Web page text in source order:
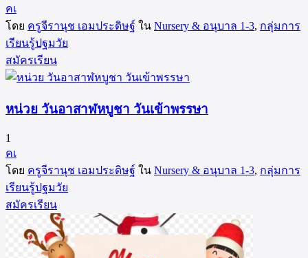
คเ
โดย ครูจีรานุช เอมประดิษฐ์ ใน Nursery & อนุบาล 1-3, กลุ่มการ
เรียนรู้ปฐมวัย
สมัครเรียน
หน่วย วันอาสาฬหบูชา วันเข้าพรรษา
1
คเ
โดย ครูจีรานุช เอมประดิษฐ์ ใน Nursery & อนุบาล 1-3, กลุ่มการ
เรียนรู้ปฐมวัย
สมัครเรียน